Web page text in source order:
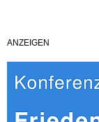
ANZEIGEN